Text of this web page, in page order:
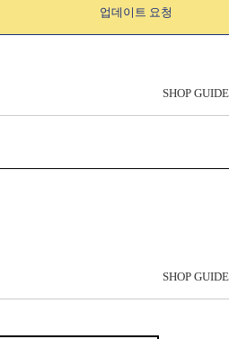
업데이트 요청
SHOP GUIDE
SHOP GUIDE